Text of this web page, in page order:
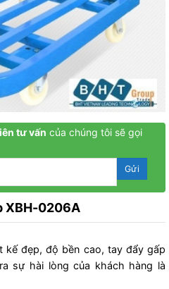
tư vấn của chúng tôi sẽ gọi
XBH-0206A
kế đẹp, độ bền cao, tay đẩy gấp
sự hài lòng của khách hàng là